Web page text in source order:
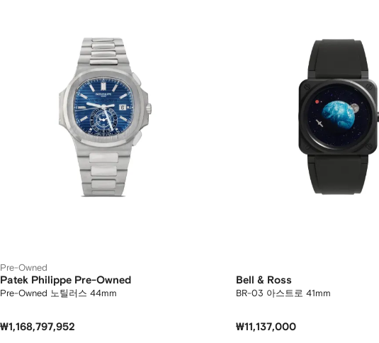
Pre-Owned
Patek Philippe Pre-Owned
Pre-Owned 노틸러스 44mm
₩1,168,797,952
Bell & Ross
BR-03 아스트로 41mm
₩11,137,000